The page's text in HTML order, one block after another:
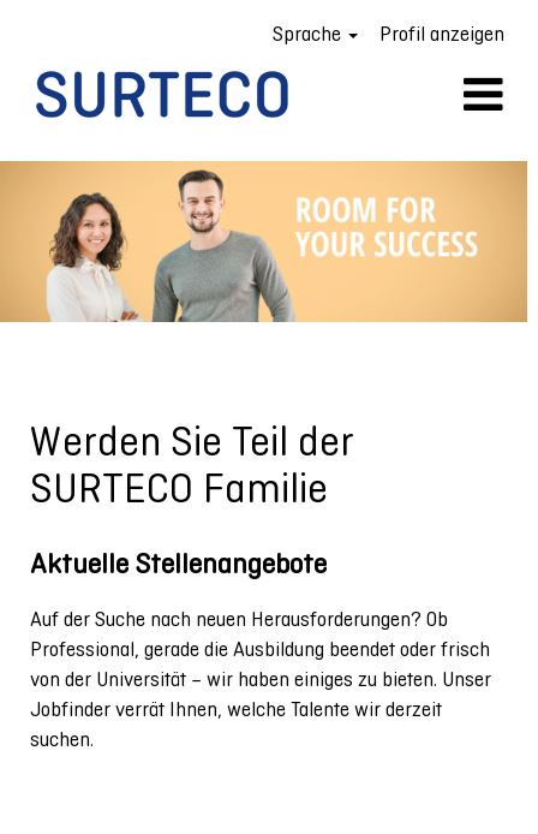
Sprache Profil anzeigen
Stellenangebote
SURTECO
Werden Sie Teil der
SURTECO Familie
Aktuelle Stellenangebote
Auf der Suche nach neuen Herausforderungen? Ob
Professional, gerade die Ausbildung beendet oder frisch
von der Universität – wir haben einiges zu bieten. Unser
Jobfinder verrät Ihnen, welche Talente wir derzeit
suchen.